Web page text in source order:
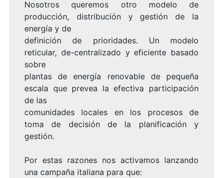
Nosotros queremos otro modelo de
producción, distribución y gestión de la
energía y de
definición de prioridades. Un modelo
reticular, de-centralizado y eficiente basado
sobre
plantas de energía renovable de pequeña
escala que prevea la efectiva participación
de las
comunidades locales en los procesos de
toma de decisión de la planificación y
gestión.
Por estas razones nos activamos lanzando
una campaña italiana para que: